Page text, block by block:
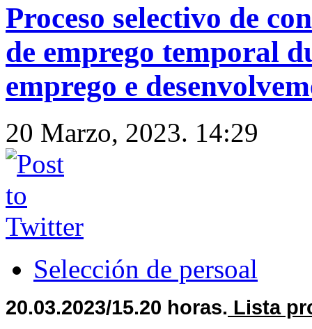
Proceso selectivo de
de emprego temporal
emprego e
20 Marzo, 2023. 14:29
Selección de persoal
20.03.2023/15.20 horas. Lista